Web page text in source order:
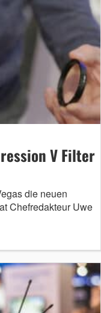
V Filter
die neuen
Chefredakteur Uwe